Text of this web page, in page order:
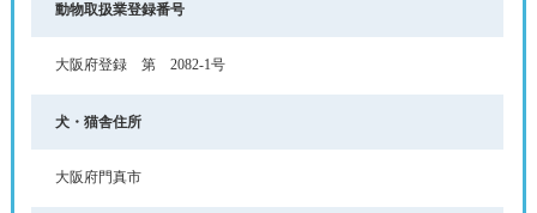
動物取扱業登録番号
大阪府登録 第 2082-1号
犬・猫舎住所
大阪府門真市